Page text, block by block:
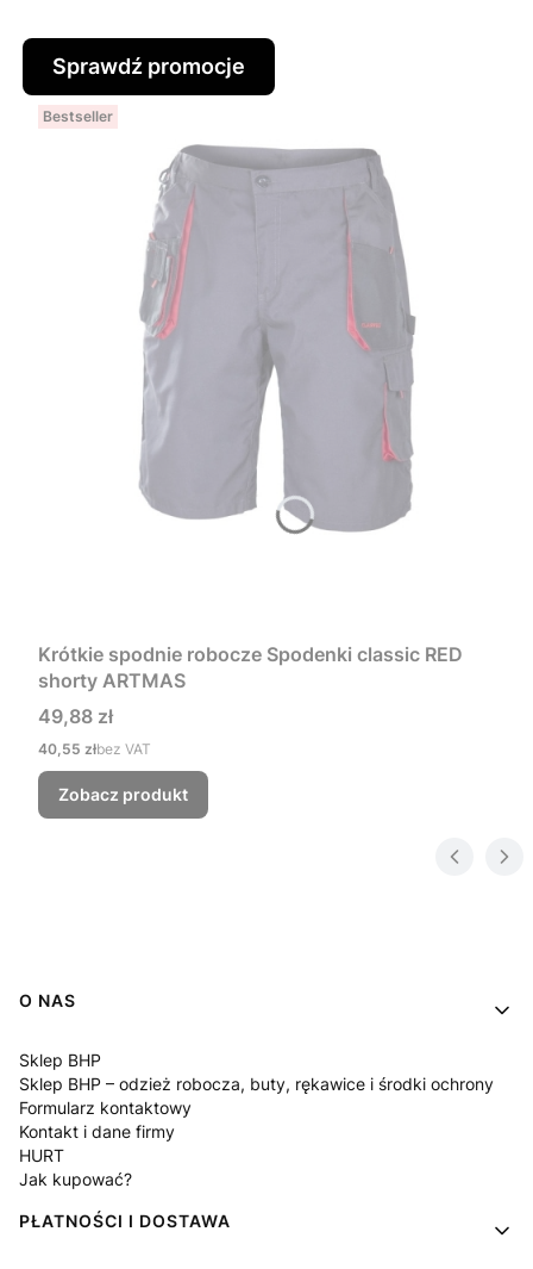
Sprawdź promocje
Bestseller
Krótkie spodnie robocze Spodenki classic RED
shorty ARTMAS
Cena
49,88 zł
Cena
40,55 złbez VAT
Zobacz produkt
Linki w stopce
O NAS
Sklep BHP
Sklep BHP – odzież robocza, buty, rękawice i środki ochrony
Formularz kontaktowy
Kontakt i dane firmy
HURT
Jak kupować?
PŁATNOŚCI I DOSTAWA